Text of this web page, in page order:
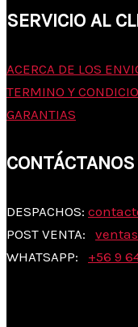
SERVICIO AL
ACERCA DE LOS
TERMINO Y
GARANTIAS
CONTÁCTANOS
DESPACHOS:
POST VENTA:
WHATSAPP: +56 9